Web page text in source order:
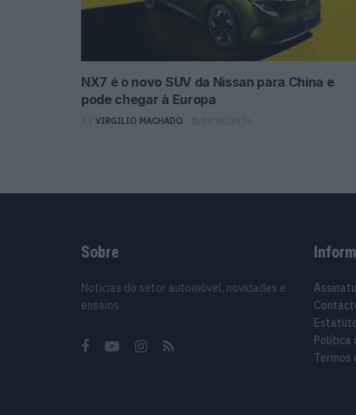
NX7 é o novo SUV da Nissan para China e
pode chegar à Europa
BY VIRGILIO MACHADO
Sobre
Noticias do setor automóvel, novidades e
ensaios.
Política
Termos